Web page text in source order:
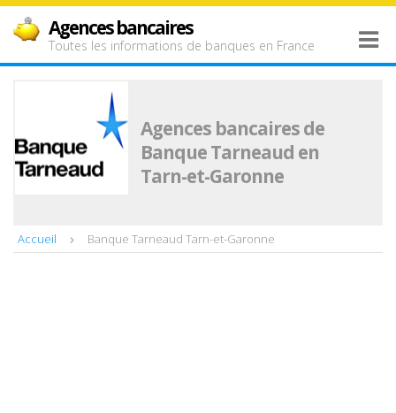
Agences bancaires
Toutes les informations de banques en France
Agences bancaires de
Banque Tarneaud en
Tarn-et-Garonne
Accueil Banque Tarneaud Tarn-et-Garonne